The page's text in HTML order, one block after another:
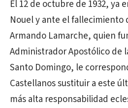
El 12 de octubre de 1932, ya
Nouel y ante el fallecimiento
Armando Lamarche, quien
Administrador Apostólico de
Santo Domingo, le
Castellanos sustituir a este
más alta responsabilidad